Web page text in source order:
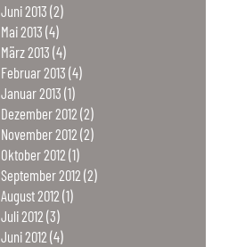
Juni2013 (2)
Mai2013 (4)
März2013 (4)
Februar2013 (4)
Januar2013 (1)
Dezember2012 (2)
November2012 (2)
Oktober2012 (1)
September2012 (2)
August2012 (1)
Juli2012 (3)
Juni2012 (4)